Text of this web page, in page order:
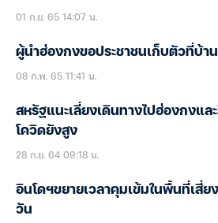
01 ก.ย. 65 14:07 น.
ผู้นำฮ่องกงขอประชาชนเก็บตัวที่บ้า
08 ก.พ. 65 11:41 น.
สหรัฐแนะเลี่ยงเดินทางไปฮ่องกงแ
โควิดยังสูง
28 ก.ย. 64 09:18 น.
อินโดฯขยายเวลาคุมเข้มในพื้นที่เสี่ย
วัน